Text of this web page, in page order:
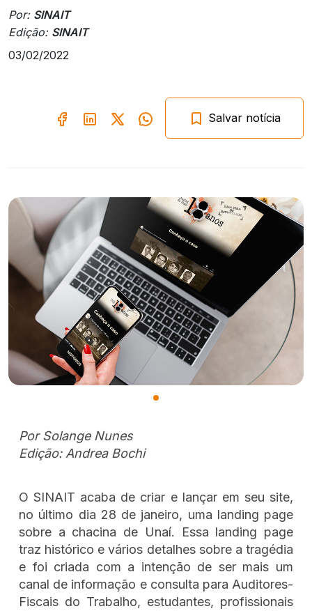
Por: SINAIT
Edição: SINAIT
03/02/2022
Salvar notícia
Por Solange Nunes
Edição: Andrea Bochi
O SINAIT acaba de criar e lançar em seu site,
no último dia 28 de janeiro, uma landing page
sobre a chacina de Unaí. Essa landing page
traz histórico e vários detalhes sobre a tragédia
e foi criada com a intenção de ser mais um
canal de informação e consulta para Auditores-
Fiscais do Trabalho, estudantes, profissionais